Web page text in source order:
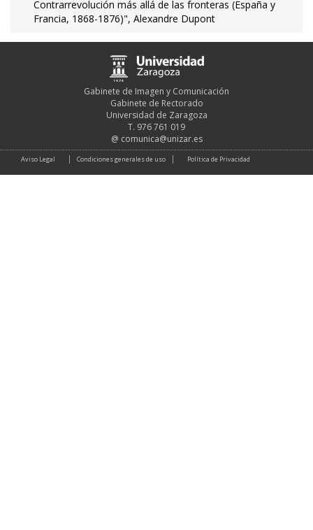
Contrarrevolución más allá de las fronteras (España y
Francia, 1868-1876)", Alexandre Dupont
Gabinete de Imagen y Comunicación
Gabinete de Rectorado
Universidad de Zaragoza
T. 976 761 019
@ comunica@unizar.es
Aviso Legal Condiciones generales de uso Política de Privacidad